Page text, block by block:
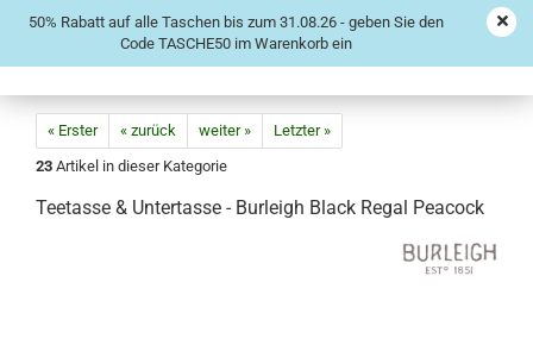
50% Rabatt auf alle Taschen bis zum 31.08.26 - geben Sie den
Code TASCHE50 im Warenkorb ein
« Erster « zurück weiter »
Letzter »
23 Artikel in dieser Kategorie
Teetasse & Untertasse - Burleigh Black Regal Peacock